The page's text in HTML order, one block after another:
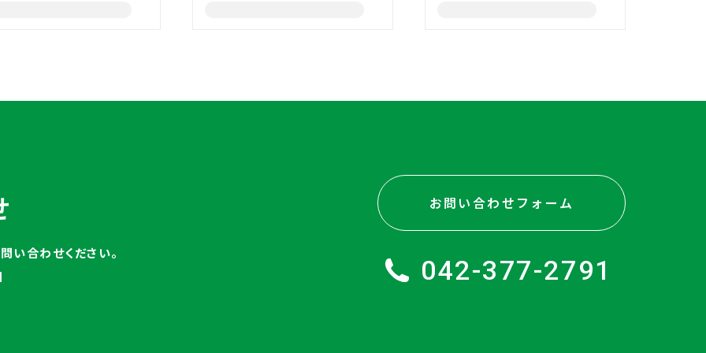
い合わせください。
お問い合わせフォーム
042-377-2791